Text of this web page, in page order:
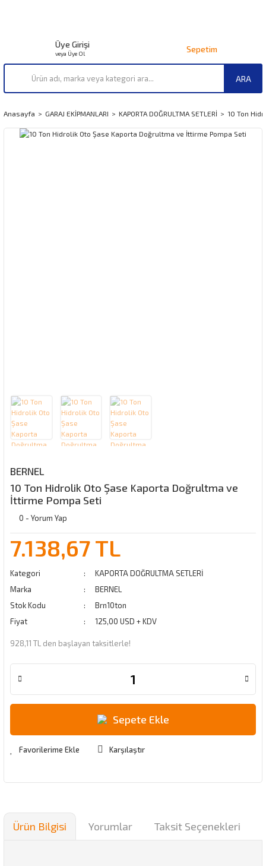
ARA
Üye Girişi
veya Üye Ol Sepetim
Anasayfa GARAJ EKİPMANLARI KAPORTA DOĞRULTMA SETLERİ 10 Ton
BERNEL
10 Ton Hidrolik Oto Şase Kaporta Doğrultma ve
İttirme Pompa Seti
0 - Yorum Yap
7.138,67 TL
Kategori
KAPORTA DOĞRULTMA SETLERİ
Marka
BERNEL
Stok Kodu
Brn10ton
Fiyat
125,00 USD + KDV
928,11 TL den başlayan taksitlerle!
Sepete Ekle
Karşılaştır
Ürün Bilgisi Yorumlar Taksit Seçenekleri